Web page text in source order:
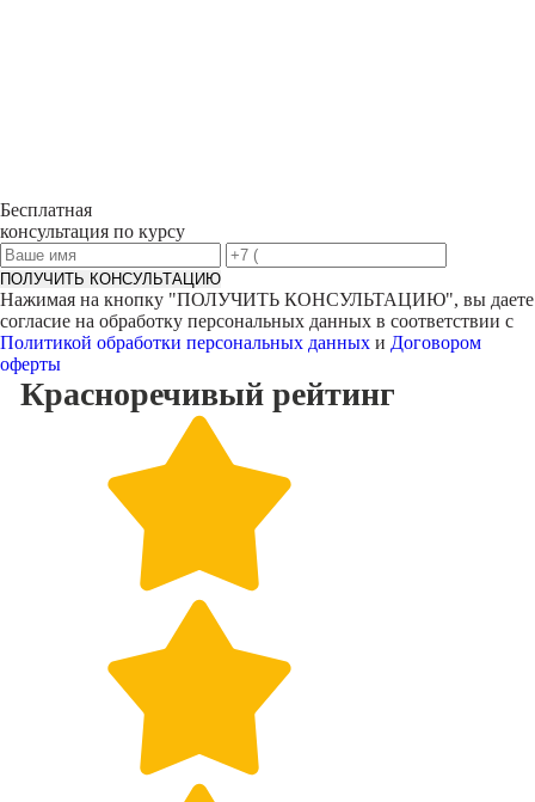
Бесплатная
консультация по курсу
ПОЛУЧИТЬ КОНСУЛЬТАЦИЮ
Нажимая на кнопку "ПОЛУЧИТЬ КОНСУЛЬТАЦИЮ", вы даете
согласие на обработку персональных данных в соответствии с
Политикой обработки персональных данных и Договором
оферты
Красноречивый рейтинг